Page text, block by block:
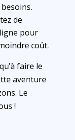
de
pour
coût.
faire le
aventure
Le
!